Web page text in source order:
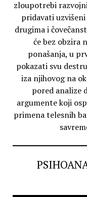
zloupotrebi
pridavati
drugima i
će bez obzira
ponašanja, u
pokazati svu
iza njihovog na
pored analize
argumente koji
primena telesnih